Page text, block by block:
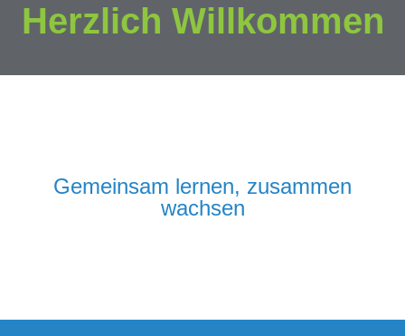
Herzlich Willkommen
Gemeinsam lernen, zusammen
wachsen